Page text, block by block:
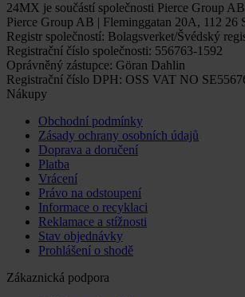
24MX je součástí společnosti Pierce Group AB
Pierce Group AB | Fleminggatan 20A, 112 26
Registr společností: Bolagsverket/Švédský
Registrační číslo společnosti: 556763-1592
Oprávněný zástupce: Göran Dahlin
Registrační číslo DPH: OSS VAT NO
Nákupy
Obchodní podmínky
Zásady ochrany osobních údajů
Doprava a doručení
Platba
Vrácení
Právo na odstoupení
Informace o recyklaci
Reklamace a stížnosti
Stav objednávky
Prohlášení o shodě
Zákaznická podpora